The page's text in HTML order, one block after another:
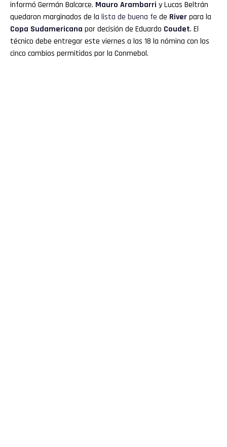
informó Germán Balcarce. Mauro Arambarri y Lucas Beltrán
quedaron marginados de la lista de buena fe de Riverpara la
Copa Sudamericana por decisión de Eduardo Coudet. El
técnico debe entregar este viernes a las 18 la nómina con los
cinco cambios permitidos por la Conmebol.